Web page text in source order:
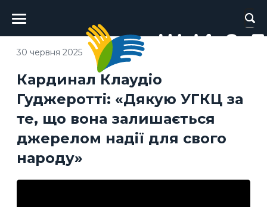
Головне
меню
Кардинал Клаудіо
Гуджеротті: «Дякую УГКЦ за
те, що вона залишається
джерелом надії для свого
народу»
30 червня 2025